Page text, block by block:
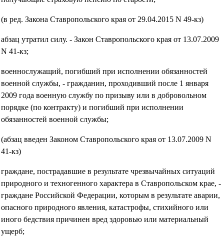
(в ред. Закона Ставропольского края от 29.04.2015 N 49-кз)
абзац утратил силу. - Закон Ставропольского края от 13.07.2009
N 41-кз;
военнослужащий, погибший при исполнении обязанностей
военной службы, - гражданин, проходивший после 1 января
2009 года военную службу по призыву или в добровольном
порядке (по контракту) и погибший при исполнении
обязанностей военной службы;
(абзац введен Законом Ставропольского края от 13.07.2009 N
41-кз)
граждане, пострадавшие в результате чрезвычайных ситуаций
природного и техногенного характера в Ставропольском крае, -
граждане Российской Федерации, которым в результате аварии,
опасного природного явления, катастрофы, стихийного или
иного бедствия причинен вред здоровью или материальный
ущерб;